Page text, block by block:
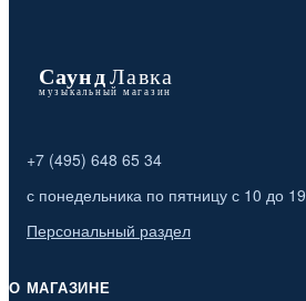
+7 (495) 648 65 34
с понедельника по пятницу с 10 до 19
Персональный раздел
О МАГАЗИНЕ